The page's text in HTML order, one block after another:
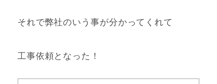
それで弊社のいう事が分かってくれて
工事依頼となった！